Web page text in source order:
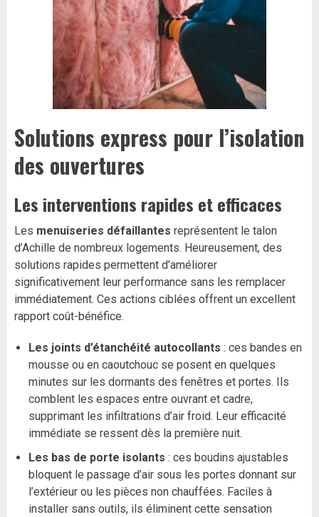
Solutions express pour l’isolation
des ouvertures
Les interventions rapides et efficaces
Les menuiseries défaillantes représentent le talon
d’Achille de nombreux logements. Heureusement, des
solutions rapides permettent d’améliorer
significativement leur performance sans les remplacer
immédiatement. Ces actions ciblées offrent un excellent
rapport coût-bénéfice.
Les joints d’étanchéité autocollants : ces bandes en
mousse ou en caoutchouc se posent en quelques
minutes sur les dormants des fenêtres et portes. Ils
comblent les espaces entre ouvrant et cadre,
supprimant les infiltrations d’air froid. Leur efficacité
immédiate se ressent dès la première nuit.
Les bas de porte isolants : ces boudins ajustables
bloquent le passage d’air sous les portes donnant sur
l’extérieur ou les pièces non chauffées. Faciles à
installer sans outils, ils éliminent cette sensation